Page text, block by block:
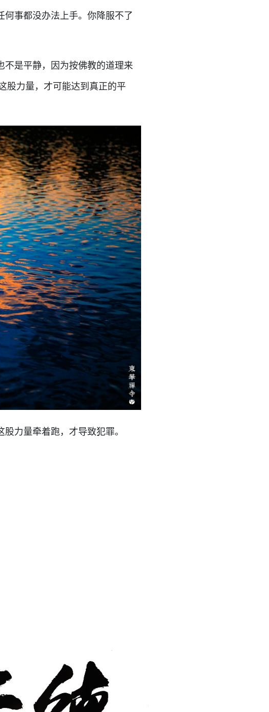
事都没办法上手。你降服不了
是平静，因为按佛教的道理来
股力量，才可能达到真正的平
力量牵着跑，才导致犯罪。